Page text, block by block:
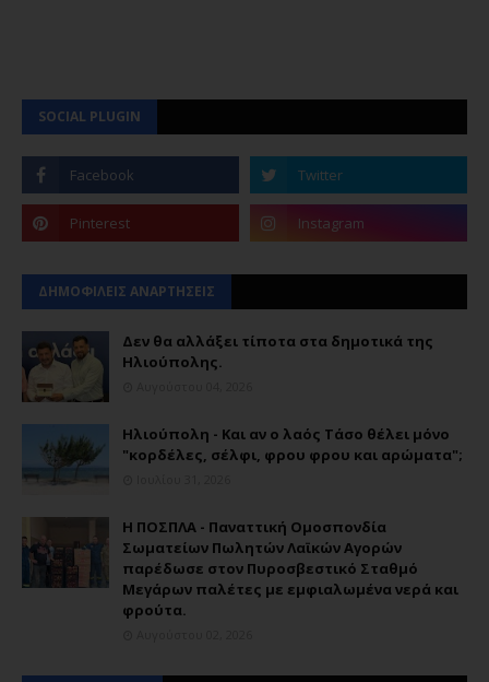
SOCIAL PLUGIN
ΔΗΜΟΦΙΛΕΙΣ ΑΝΑΡΤΗΣΕΙΣ
Δεν θα αλλάξει τίποτα στα δημοτικά της
Ηλιούπολης.
Ηλιούπολη - Και αν ο λαός Τάσο θέλει μόνο
"κορδέλες, σέλφι, φρου φρου και αρώματα";
Η ΠΟΣΠΛΑ - Παναττική Ομοσπονδία
Σωματείων Πωλητών Λαϊκών Αγορών
παρέδωσε στον Πυροσβεστικό Σταθμό
Μεγάρων παλέτες με εμφιαλωμένα νερά και
φρούτα.